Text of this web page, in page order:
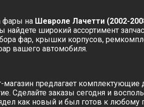
фары на Шевролe Лачетти (2002-
найдете широкий ассортимент
фар, крышки корпусов,
вашего автомобиля.
магазин предлагает
Сделайте заказы сегодня и
как новый и был готов к любому